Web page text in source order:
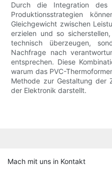
Durch die Integration des
Produktionsstrategien
Gleichgewicht zwischen
erzielen und so
technisch überzeugen,
Nachfrage nach
entsprechen. Diese
warum das PVC-
Methode zur Gestaltung der
der Elektronik darstellt.
Mach mit uns in Kontakt